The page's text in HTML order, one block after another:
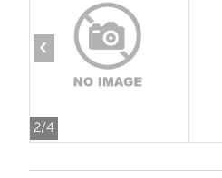
2/4
‹